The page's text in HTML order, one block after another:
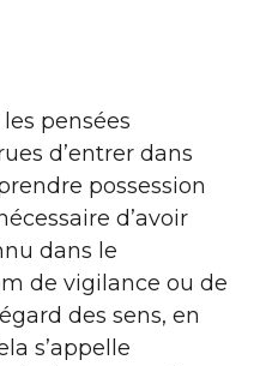
pensées
d’entrer dans
possession
d’avoir
dans le
de vigilance ou de
des sens, en
s’appelle